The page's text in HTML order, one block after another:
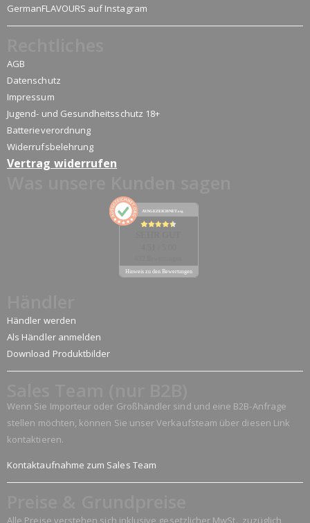
GermanFLAVOURS auf Instagram
AGB
Datenschutz
Impressum
Jugend- und Gesundheitsschutz 18+
Batterieverordnung
Widerrufsbelehrung
Vertrag widerrufen
AUSGEZEICHNET.org
Hinweis zu den Bewertungen
Händler werden
Als Händler anmelden
Download Produktbilder
Wenn Sie Importeur oder Großhändler sind und eine B2B-Anfrage
stellen möchten, können Sie unser Verkaufsteam über diesen Link
kontaktieren.
Kontaktaufnahme zum Sales Team
Alle Preise verstehen sich inklusive gesetzlicher MwSt., zuzüglich